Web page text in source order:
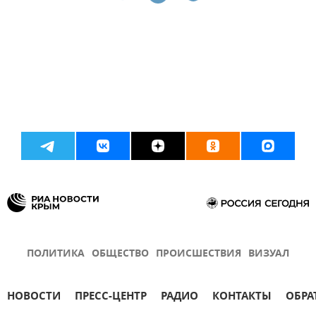
ПОЛИТИКА ОБЩЕСТВО ПРОИСШЕСТВИЯ ВИЗУАЛ
НОВОСТИ ПРЕСС-ЦЕНТР РАДИО КОНТАКТЫ